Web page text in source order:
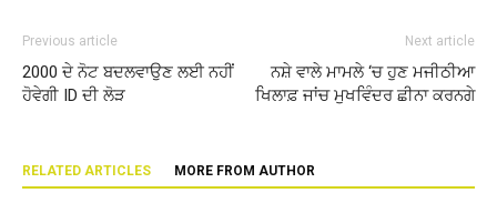
Previous article
2000 ਦੇ ਨੋਟ ਬਦਲਵਾਉਣ ਲਈ ਨਹੀਂ
ਹੋਵੇਗੀ ID ਦੀ ਲੋੜ
Next article
ਨਸ਼ੇ ਵਾਲੇ ਮਾਮਲੇ ‘ਚ ਹੁਣ ਮਜੀਠੀਆ
ਖਿਲਾਫ਼ ਜਾਂਚ ਮੁਖਵਿੰਦਰ ਛੀਨਾ ਕਰਨਗੇ
RELATED ARTICLES MORE FROM AUTHOR